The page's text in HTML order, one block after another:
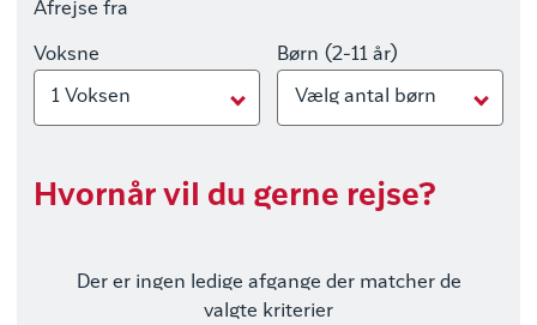
Afrejse fra
Voksne
1 Voksen
Børn (2-11 år)
Vælg antal børn
Hvornår vil du gerne rejse?
Der er ingen ledige afgange der matcher de
valgte kriterier